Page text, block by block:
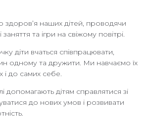
наших дітей, проводячи
та ігри на свіжому повітрі.
діти вчаться співпрацювати,
одному та дружити. Ми навчаємо їх
і до самих себе.
допомагають дітям справлятися зі
до нових умов і розвивати